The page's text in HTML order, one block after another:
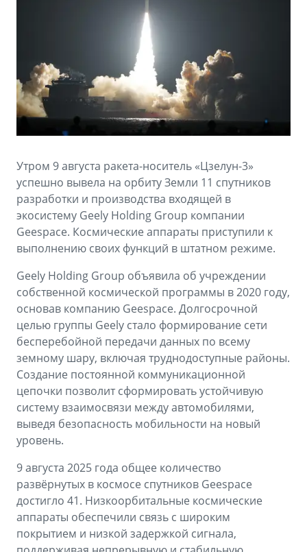
OKAVANGO
от 3 429 990 ₽*
MONJARO
от 4 349 990 ₽*
от 3 079 990 ₽* от 3 769 990 ₽*
ФИНАНСЫ И УСЛУГИ
Автокредит
Расчет КАСКО
Страхование
GEELY Лизинг
ПОДДЕРЖКА
Помощь на дорогах
Гарантия Geely
Сервисная книжка
Вопросы и ответы
Утром 9 августа ракета-носитель «Цзелун-3»
успешно вывела на орбиту Земли 11 спутников
разработки и производства входящей в
экосистему Geely Holding Group компании
Geespace. Космические аппараты приступили к
выполнению своих функций в штатном режиме.
Geely Holding Group объявила об учреждении
собственной космической программы в 2020 году,
основав компанию Geespace. Долгосрочной
целью группы Geely стало формирование сети
бесперебойной передачи данных по всему
земному шару, включая труднодоступные районы.
Создание постоянной коммуникационной
цепочки позволит сформировать устойчивую
систему взаимосвязи между автомобилями,
выведя безопасность мобильности на новый
уровень.
9 августа 2025 года общее количество
развёрнутых в космосе спутников Geespace
достигло 41. Низкоорбитальные космические
аппараты обеспечили связь с широким
покрытием и низкой задержкой сигнала,